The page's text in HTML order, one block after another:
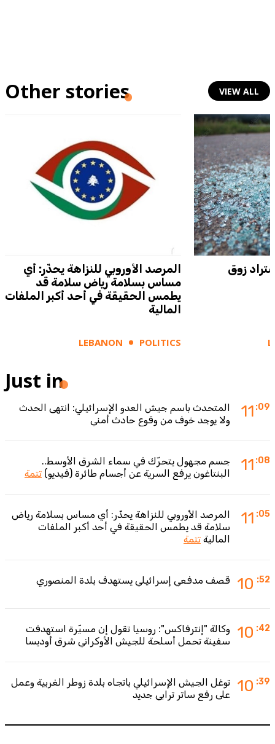
Other stories VIEW ALL
المرصد الأوروبي للنزاهة يحذّر: أي
مساس بسلامة رياض سلامة قد
يطمس الحقيقة في أحد أكبر الملفات
المالية
LEBANON POLITICS
زوق
Just in
11 :09
المتحدث باسم جيش العدو الإسرائيلي: انتهى الحدث
ولا يوجد خوف من وقوع حادث أمني
11 :08
جسم مجهول يتحرّك في سماء الشرق الأوسط..
البنتاغون يرفع السرية عن أجسام طائرة (فيديو) تتمة
11 :05
المرصد الأوروبي للنزاهة يحذّر: أي مساس بسلامة رياض
سلامة قد يطمس الحقيقة في أحد أكبر الملفات
المالية تتمة
10 :52 قصف مدفعي إسرائيلي يستهدف بلدة المنصوري
10 :42
وكالة "إنترفاكس": روسيا تقول إن مسيّرة استهدفت
سفينة تحمل أسلحة للجيش الأوكراني شرق أوديسا
10 :39
توغل الجيش الإسرائيلي باتجاه بلدة زوطر الغربية وعمل
على رفع ساتر ترابي جديد